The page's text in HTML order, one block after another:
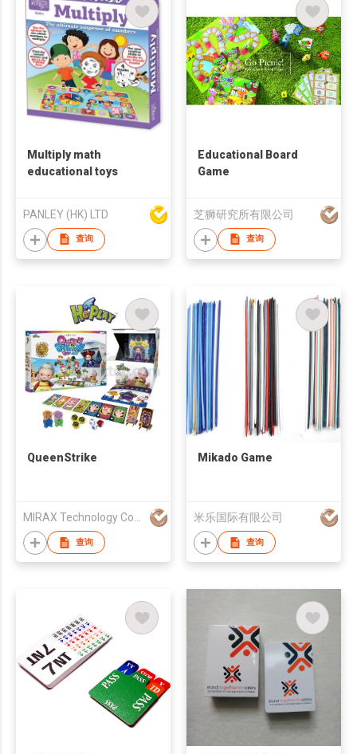
Multiply math
educational toys
PANLEY (HK) LTD
查询
Educational Board
Game
芝狮研究所有限公司
查询
QueenStrike
MIRAX Technology Corporation
查询
Mikado Game
米乐国际有限公司
查询